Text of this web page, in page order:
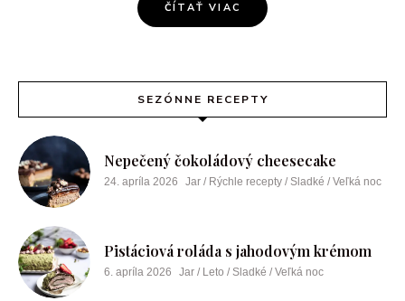
ČÍTAŤ VIAC
SEZÓNNE RECEPTY
Nepečený čokoládový cheesecake
24. apríla 2026 Jar / Rýchle recepty / Sladké / Veľká noc
Pistáciová roláda s jahodovým krémom
6. apríla 2026 Jar / Leto / Sladké / Veľká noc